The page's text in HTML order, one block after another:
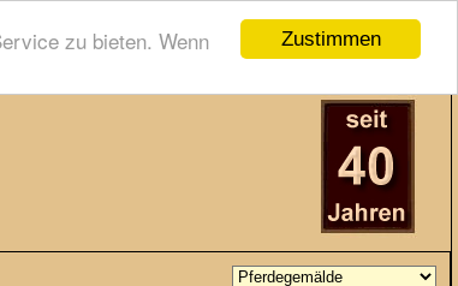
Zustimmen
zu bieten. Wenn